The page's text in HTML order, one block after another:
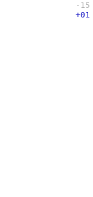
-15
+01